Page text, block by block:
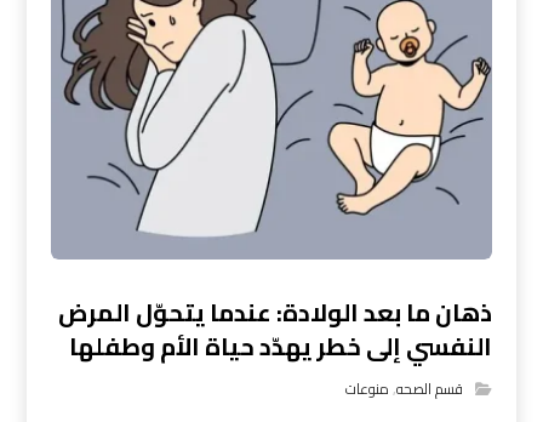
ذهان ما بعد الولادة: عندما يتحوّل المرض
النفسي إلى خطر يهدّد حياة الأم وطفلها
قسم الصحه,منوعات